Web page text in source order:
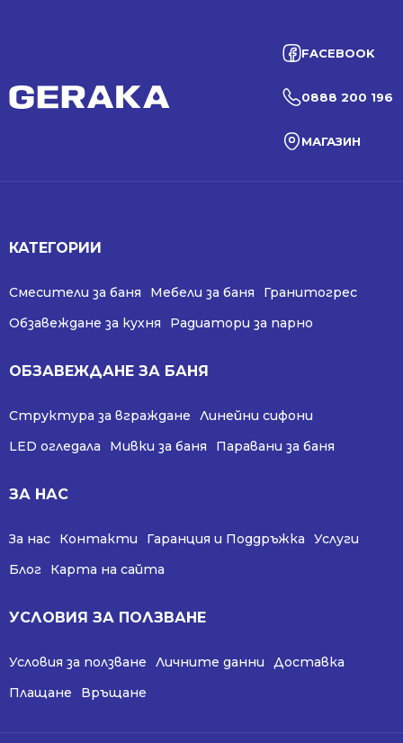
FACEBOOK
0888 200 196
МАГАЗИН
КАТЕГОРИИ
Смесители за баня Мебели за баня
Гранитогрес
Обзавеждане за кухня
Радиатори за парно
ОБЗАВЕЖДАНЕ ЗА БАНЯ
Структура за вграждане
Линейни сифони
LED огледала
Мивки за баня Паравани за баня
ЗА НАС
За нас Контакти Гаранция и Поддръжка
Услуги
Блог
Карта на сайта
УСЛОВИЯ ЗА ПОЛЗВАНЕ
Условия за ползване Личните данни
Доставка
Плащане
Връщане